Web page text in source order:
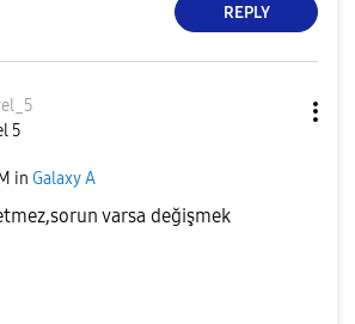
REPLY
5
in Galaxy A
varsa değişmek